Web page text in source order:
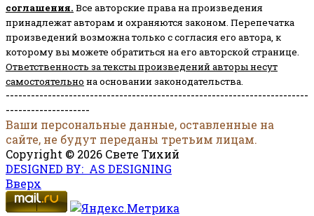
соглашения. Все авторские права на произведения
принадлежат авторам и охраняются законом. Перепечатка
произведений возможна только с согласия его автора, к
которому вы можете обратиться на его авторской странице.
Ответственность за тексты произведений авторы несут
самостоятельно на основании законодательства.
------------------------------------------------------------------------
--------------------
Ваши персональные данные, оставленные на
сайте, не будут переданы третьим лицам.
Copyright © 2026 Свете Тихий
DESIGNED BY: AS DESIGNING
Вверх